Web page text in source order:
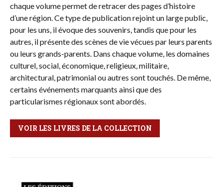
chaque volume permet de retracer des pages d’histoire
d’une région. Ce type de publication rejoint un large public,
pour les uns, il évoque des souvenirs, tandis que pour les
autres, il présente des scènes de vie vécues par leurs parents
ou leurs grands-parents. Dans chaque volume, les domaines
culturel, social, économique, religieux, militaire,
architectural, patrimonial ou autres sont touchés. De même,
certains événements marquants ainsi que des
particularismes régionaux sont abordés.
VOIR LES LIVRES DE LA COLLECTION